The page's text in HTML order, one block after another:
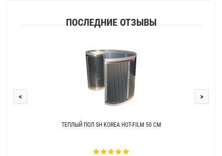
ПОСЛЕДНИЕ ОТЗЫВЫ
ТЕПЛЫЙ ПОЛ SH KOREA HOT-FILM 50 СМ
< >